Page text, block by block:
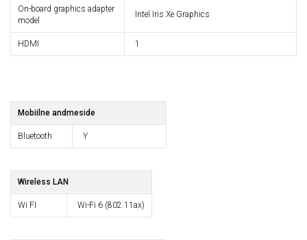
On-board graphics adapter
model
Intel Iris Xe Graphics
HDMI 1
Mobiilne andmeside
Bluetooth Y
Wireless LAN
Wi FI Wi-Fi 6 (802.11ax)